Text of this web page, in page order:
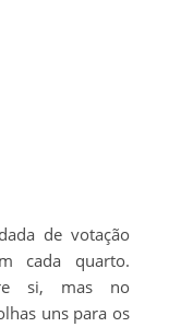
de votação
cada quarto.
si, mas no
uns para os